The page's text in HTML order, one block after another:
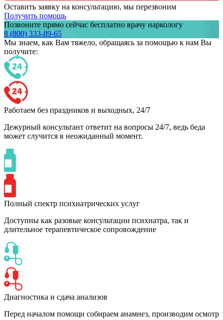
Оставить заявку на консультацию, мы перезвоним
Получить помощь
Позвоните прямо сейчас бесплатно врачу наркологу
8 (800) 333-89-65
Мы знаем, как Вам тяжело, обращаясь за помощью к нам Вы
получите:
Работаем без праздников и выходных, 24/7
Дежурный консультант ответит на вопросы 24/7, ведь беда
может случится в неожиданный момент.
Полный спектр психиатрических услуг
Доступны как разовые консультации психиатра, так и
длительное терапевтическое сопровождение
Диагностика и сдача анализов
Перед началом помощи собираем анамнез, производим осмотр